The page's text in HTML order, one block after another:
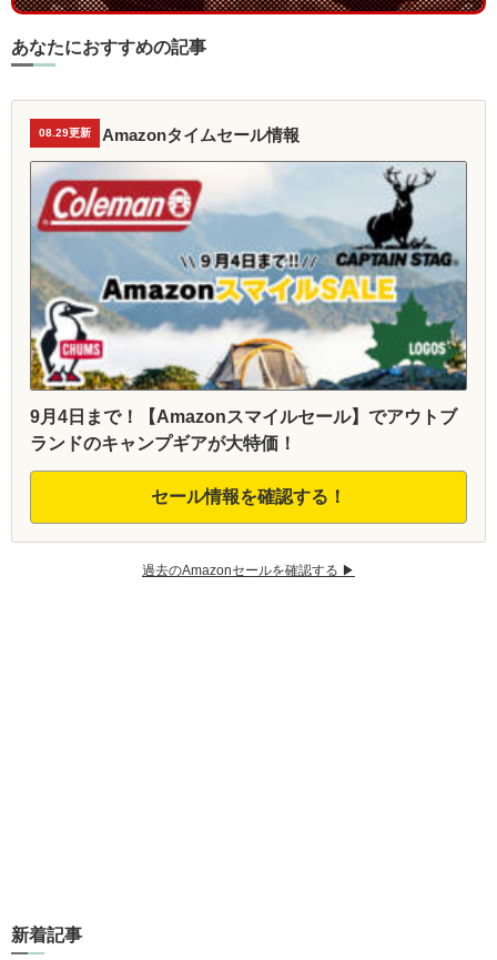
あなたにおすすめの記事
08.29更新 Amazonタイムセール情報
9月4日まで！【Amazonスマイルセール】でアウトブ
ランドのキャンプギアが大特価！
セール情報を確認する！
過去のAmazonセールを確認する ▶︎
新着記事